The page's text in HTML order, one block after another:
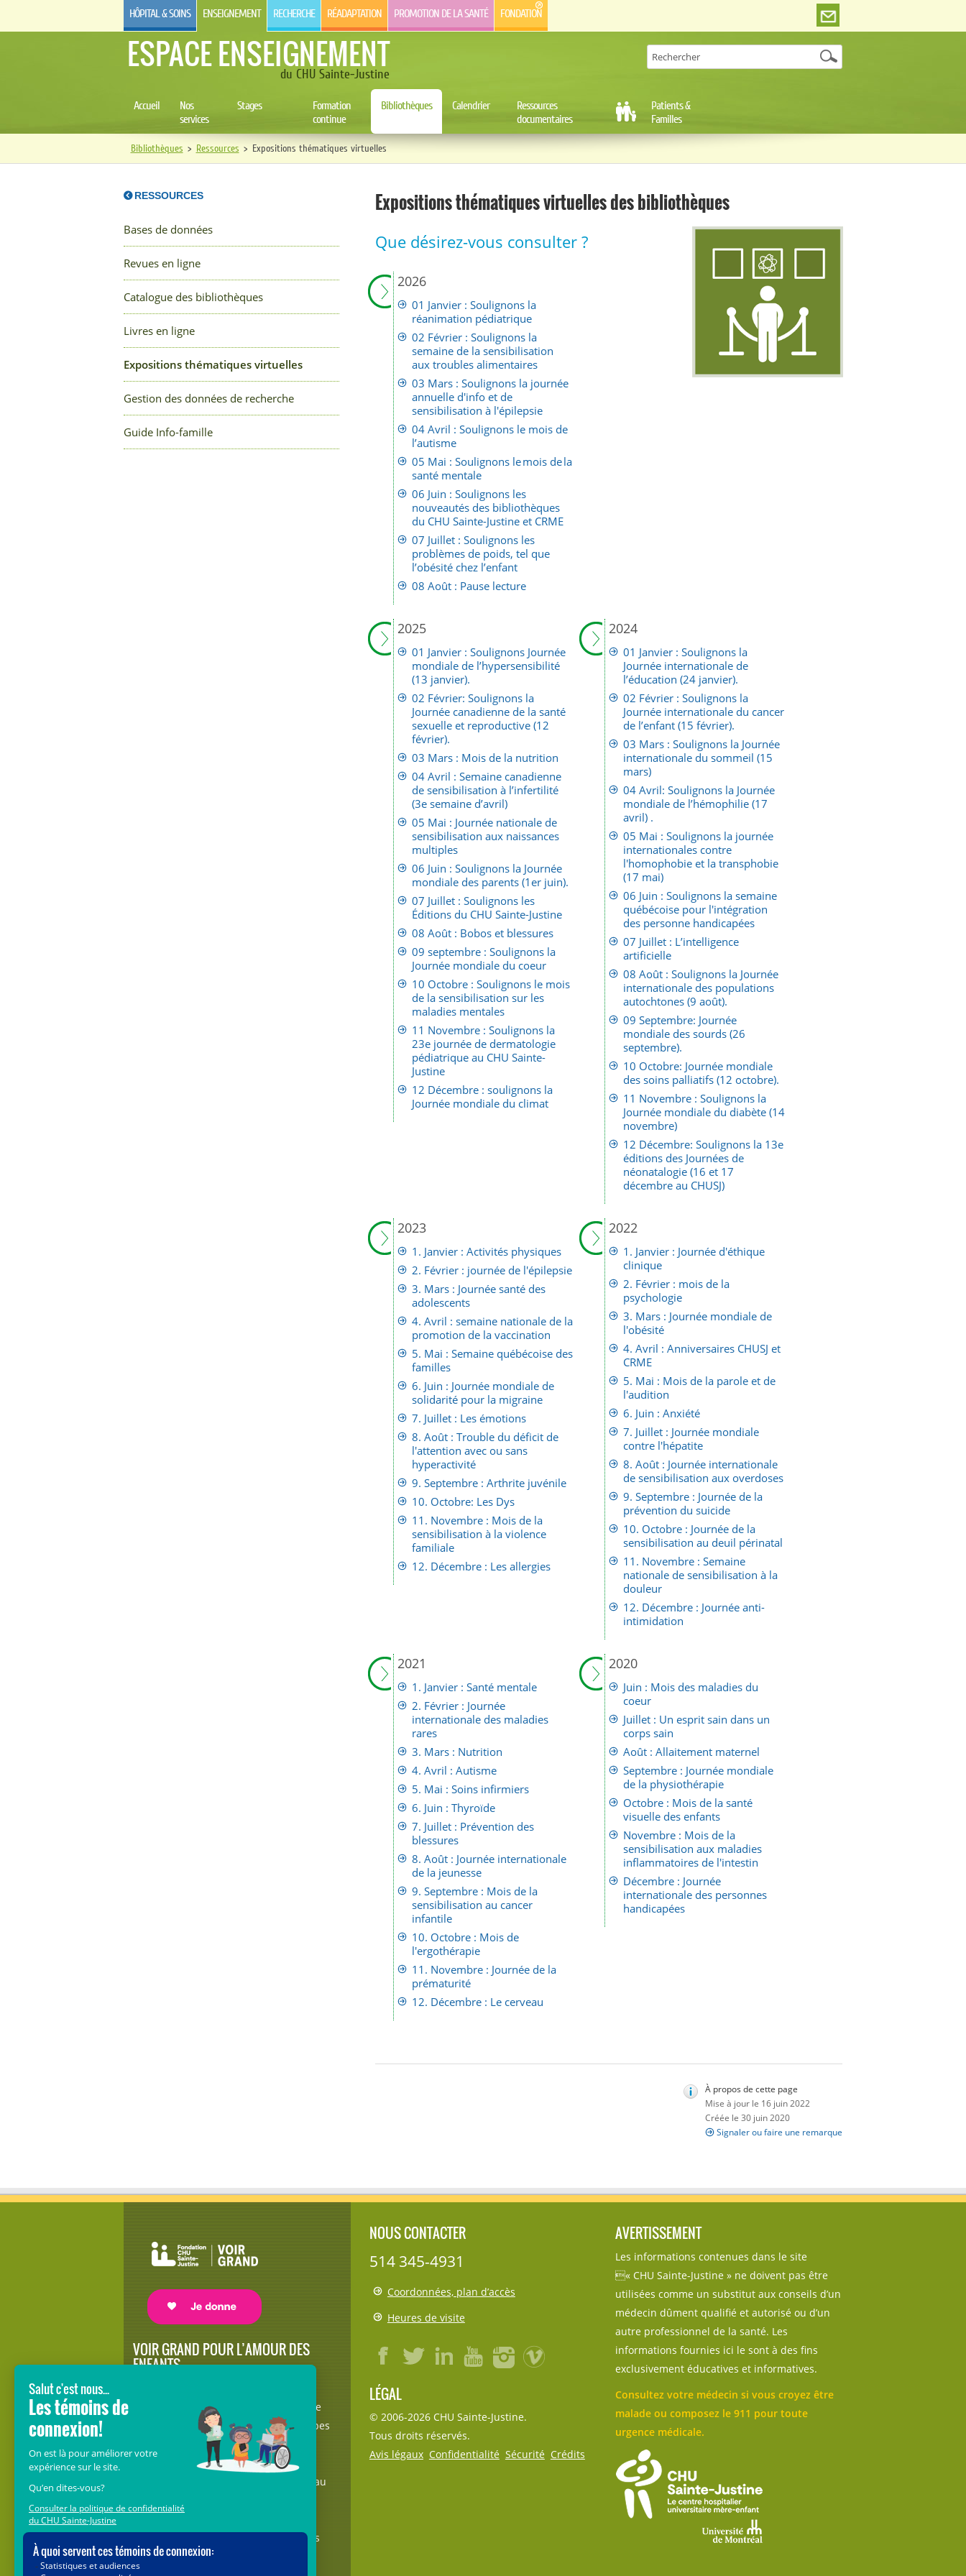
HÔPITAL & SOINS ENSEIGNEMENT RECHERCHE RÉADAPTATION PROMOTION DE LA SANTÉ FONDATION
ESPACE ENSEIGNEMENT
du CHU Sainte-Justine
Accueil
Nos
services
Stages
Formation
continue
Bibliothèques Calendrier
Ressources
documentaires
Patients &
Familles
Bibliothèques > Ressources > Expositions thématiques virtuelles
RESSOURCES
Bases de données
Revues en ligne
Catalogue des bibliothèques
Livres en ligne
Expositions thématiques virtuelles
Gestion des données de recherche
Guide Info-famille
Expositions thématiques virtuelles des bibliothèques
Que désirez-vous consulter ?
2026
01 Janvier : Soulignons la
réanimation pédiatrique
02 Février : Soulignons la
semaine de la sensibilisation
aux troubles alimentaires
03 Mars : Soulignons la journée
annuelle d'info et de
sensibilisation à l'épilepsie
04 Avril : Soulignons le mois de
l’autisme
05 Mai : Soulignons le mois de la
santé mentale
06 Juin : Soulignons les
nouveautés des bibliothèques
du CHU Sainte-Justine et CRME
07 Juillet : Soulignons les
problèmes de poids, tel que
l’obésité chez l’enfant
08 Août : Pause lecture
2025
01 Janvier : Soulignons Journée
mondiale de l’hypersensibilité
(13 janvier).
02 Février: Soulignons la
Journée canadienne de la santé
sexuelle et reproductive (12
février).
03 Mars : Mois de la nutrition
04 Avril : Semaine canadienne
de sensibilisation à l’infertilité
(3e semaine d’avril)
05 Mai : Journée nationale de
sensibilisation aux naissances
multiples
06 Juin : Soulignons la Journée
mondiale des parents (1er juin).
07 Juillet : Soulignons les
Éditions du CHU Sainte-Justine
08 Août : Bobos et blessures
09 septembre : Soulignons la
Journée mondiale du coeur
10 Octobre : Soulignons le mois
de la sensibilisation sur les
maladies mentales
11 Novembre : Soulignons la
23e journée de dermatologie
pédiatrique au CHU Sainte-
Justine
12 Décembre : soulignons la
Journée mondiale du climat
2024
01 Janvier : Soulignons la
Journée internationale de
l’éducation (24 janvier).
02 Février : Soulignons la
Journée internationale du cancer
de l’enfant (15 février).
03 Mars : Soulignons la Journée
internationale du sommeil (15
mars)
04 Avril: Soulignons la Journée
mondiale de l’hémophilie (17
avril) .
05 Mai : Soulignons la journée
internationales contre
l'homophobie et la transphobie
(17 mai)
06 Juin : Soulignons la semaine
québécoise pour l'intégration
des personne handicapées
07 Juillet : L’intelligence
artificielle
08 Août : Soulignons la Journée
internationale des populations
autochtones (9 août).
09 Septembre: Journée
mondiale des sourds (26
septembre).
10 Octobre: Journée mondiale
des soins palliatifs (12 octobre).
11 Novembre : Soulignons la
Journée mondiale du diabète (14
novembre)
12 Décembre: Soulignons la 13e
éditions des Journées de
néonatalogie (16 et 17
décembre au CHUSJ)
2023
1. Janvier : Activités physiques
2. Février : journée de l'épilepsie
3. Mars : Journée santé des
adolescents
4. Avril : semaine nationale de la
promotion de la vaccination
5. Mai : Semaine québécoise des
familles
6. Juin : Journée mondiale de
solidarité pour la migraine
7. Juillet : Les émotions
8. Août : Trouble du déficit de
l'attention avec ou sans
hyperactivité
9. Septembre : Arthrite juvénile
10. Octobre: Les Dys
11. Novembre : Mois de la
sensibilisation à la violence
familiale
12. Décembre : Les allergies
2022
1. Janvier : Journée d'éthique
clinique
2. Février : mois de la
psychologie
3. Mars : Journée mondiale de
l'obésité
4. Avril : Anniversaires CHUSJ et
CRME
5. Mai : Mois de la parole et de
l'audition
6. Juin : Anxiété
7. Juillet : Journée mondiale
contre l'hépatite
8. Août : Journée internationale
de sensibilisation aux overdoses
9. Septembre : Journée de la
prévention du suicide
10. Octobre : Journée de la
sensibilisation au deuil périnatal
11. Novembre : Semaine
nationale de sensibilisation à la
douleur
12. Décembre : Journée anti-
intimidation
2021
1. Janvier : Santé mentale
2. Février : Journée
internationale des maladies
rares
3. Mars : Nutrition
4. Avril : Autisme
5. Mai : Soins infirmiers
6. Juin : Thyroïde
7. Juillet : Prévention des
blessures
8. Août : Journée internationale
de la jeunesse
9. Septembre : Mois de la
sensibilisation au cancer
infantile
10. Octobre : Mois de
l'ergothérapie
11. Novembre : Journée de la
prématurité
12. Décembre : Le cerveau
2020
Juin : Mois des maladies du
coeur
Juillet : Un esprit sain dans un
corps sain
Août : Allaitement maternel
Septembre : Journée mondiale
de la physiothérapie
Octobre : Mois de la santé
visuelle des enfants
Novembre : Mois de la
sensibilisation aux maladies
inflammatoires de l'intestin
Décembre : Journée
internationale des personnes
handicapées
À propos de cette page
Mise à jour le 16 juin 2022
Créée le 30 juin 2020
Signaler ou faire une remarque
VOIR GRAND POUR L’AMOUR DES
ENFANTS
vous au cœur de la campagne majeure
Voir Grand, nous conduisons les équipes
soignantes vers les opportunités de la
science et des nouvelles technologies
pour que chaque enfant, où qu’il soit au
Justine. Ensemble, unissons nos forces
pour leur avenir.
NOUS CONTACTER
514 345-4931
Coordonnées, plan d’accès
Heures de visite
LÉGAL
© 2006-2026CHU Sainte-Justine.
Tous droits réservés.
Avis légaux Confidentialité Sécurité Crédits
AVERTISSEMENT
Les informations contenues dans le site
« CHU Sainte-Justine » ne doivent pas être
utilisées comme un substitut aux conseils d’un
médecin dûment qualifié et autorisé ou d’un
autre professionnel de la santé. Les
informations fournies ici le sont à des fins
exclusivement éducatives et informatives.
Consultez votre médecin si vous croyez être
malade ou composez le 911 pour toute
urgence médicale.